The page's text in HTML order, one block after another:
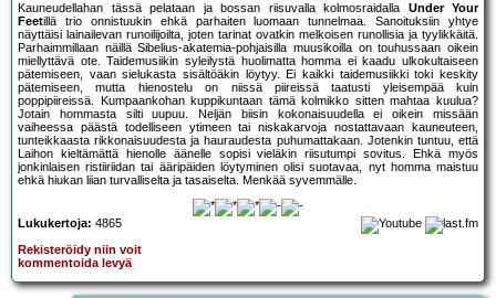
Kauneudellahan tässä pelataan ja bossan riisuvalla kolmosraidalla Under Your
Feetillä trio onnistuukin ehkä parhaiten luomaan tunnelmaa. Sanoituksiin yhtye
näyttäisi lainailevan runoilijoilta, joten tarinat ovatkin melkoisen runollisia ja tyylikkäitä.
Parhaimmillaan näillä Sibelius-akatemia-pohjaisilla muusikoilla on touhussaan oikein
miellyttävä ote. Taidemusiikin syleilystä huolimatta homma ei kaadu ulkokultaiseen
pätemiseen, vaan sielukasta sisältöäkin löytyy. Ei kaikki taidemusiikki toki keskity
pätemiseen, mutta hienostelu on niissä piireissä taatusti yleisempää kuin
poppipiireissä. Kumpaankohan kuppikuntaan tämä kolmikko sitten mahtaa kuulua?
Jotain hommasta silti uupuu. Neljän biisin kokonaisuudella ei oikein missään
vaiheessa päästä todelliseen ytimeen tai niskakarvoja nostattavaan kauneuteen,
tunteikkaasta rikkonaisuudesta ja hauraudesta puhumattakaan. Jotenkin tuntuu, että
Laihon kieltämättä hienolle äänelle sopisi vieläkin riisutumpi sovitus. Ehkä myös
jonkinlaisen ristiiriidan tai ääripäiden löytyminen olisi suotavaa, nyt homma maistuu
ehkä hiukan liian turvalliselta ja tasaiselta. Menkää syvemmälle.
Lukukertoja: 4865
Rekisteröidy niin voit
kommentoida levyä